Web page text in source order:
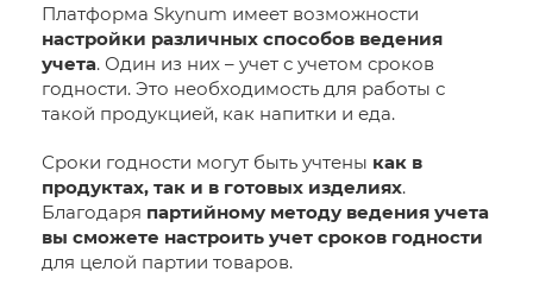
Платформа Skynum имеет возможности
настройки различных способов ведения
учета. Один из них – учет с учетом сроков
годности. Это необходимость для работы с
такой продукцией, как напитки и еда.
Сроки годности могут быть учтены как в
продуктах, так и в готовых изделиях.
Благодаря партийному методу ведения учета
вы сможете настроить учет сроков годности
для целой партии товаров.